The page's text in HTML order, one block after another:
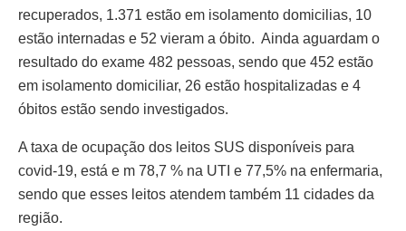
recuperados, 1.371 estão em isolamento domicilias, 10
estão internadas e 52 vieram a óbito. Ainda aguardam o
resultado do exame 482 pessoas, sendo que 452 estão
em isolamento domiciliar, 26 estão hospitalizadas e 4
óbitos estão sendo investigados.
A taxa de ocupação dos leitos SUS disponíveis para
covid-19, está e m 78,7 % na UTI e 77,5% na enfermaria,
sendo que esses leitos atendem também 11 cidades da
região.